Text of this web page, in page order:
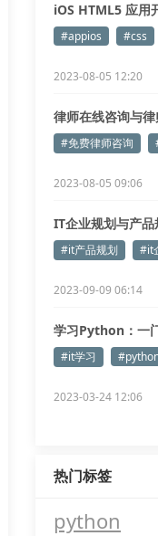
iOS HTML5 应用
#appios #css
2023-08-05 12:20
律师在线咨询与
#免费律师咨询
2023-08-05 09:06
IT企业规划与产
协同作用
#it产品规划 #it
2023-09-09 06:14
学习Python：一
#it学习
2023-03-24 12:06
热门标签
python